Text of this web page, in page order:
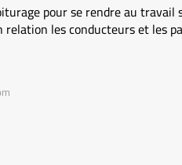
pour se rendre au travail
les conducteurs et les